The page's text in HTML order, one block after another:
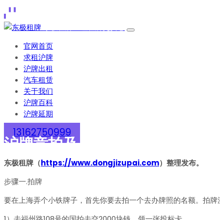
官网首页
求租沪牌
沪牌出租
汽车租赁
关于我们
沪牌百科
沪牌延期
13162750999
沪牌竞拍及上牌流程
东极租牌（https://www.dongjizupai.com）整理发布。
步骤一.拍牌
要在上海弄个小铁牌子，首先你要去拍一个去办牌照的名额。拍牌